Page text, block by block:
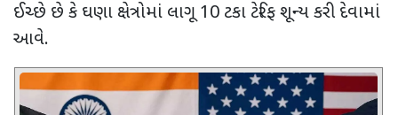
ઈચ્છે છે કે ઘણા ક્ષેત્રોમાં લાગૂ 10 ટકા ટેરિફ શૂન્ય કરી દેવામાં
આવે.